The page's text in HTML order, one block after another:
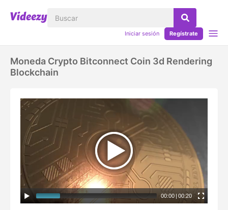
Iniciar sesión Regístrate
Moneda Crypto Bitconnect Coin 3d Rendering
Blockchain
00:00 | 00:20